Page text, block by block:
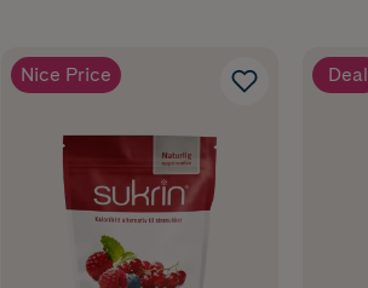
Nice Price Deal